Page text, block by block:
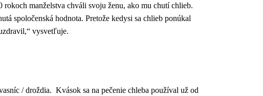
manželstva chváli svoju ženu, ako mu chutí chlieb.
spoločenská hodnota. Pretože kedysi sa chlieb ponúkal
vysvetľuje.
/ droždia. Kvások sa na pečenie chleba používal už od